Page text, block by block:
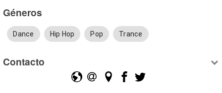
Géneros
Dance Hip Hop Pop Trance
Contacto